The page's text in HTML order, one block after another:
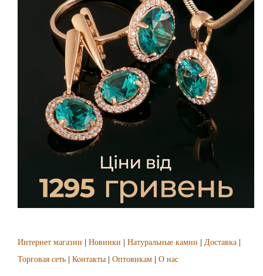
Интернет магазин Новинки Натуральные камни Доставка
Торговая сеть
Контакты Оптовикам О нас